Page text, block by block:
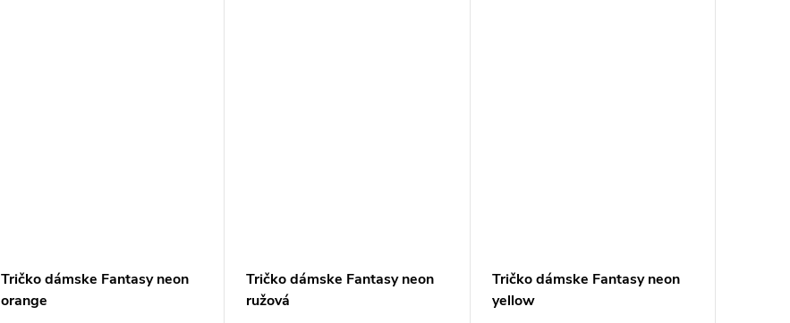
Tričko dámske Fantasy neon
orange
Tričko dámske Fantasy neon
ružová
Tričko dámske Fantasy neon
yellow